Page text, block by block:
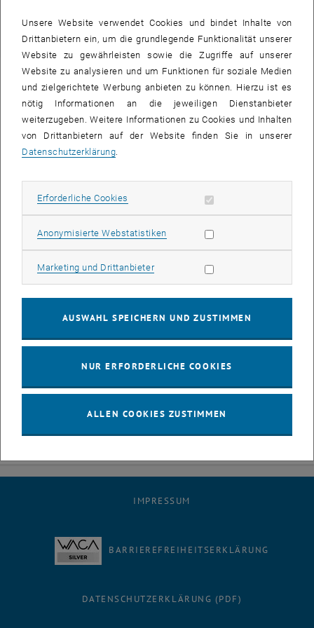
IMPRESSUM
BARRIEREFREIHEITSERKLÄRUNG
DATENSCHUTZERKLÄRUNG (PDF)
Unsere Website verwendet Cookies und bindet Inhalte von
Drittanbietern ein, um die grundlegende Funktionalität unserer
Website zu gewährleisten sowie die Zugriffe auf unserer
Website zu analysieren und um Funktionen für soziale Medien
und zielgerichtete Werbung anbieten zu können. Hierzu ist es
nötig Informationen an die jeweiligen Dienstanbieter
weiterzugeben. Weitere Informationen zu Cookies und Inhalten
von Drittanbietern auf der Website finden Sie in unserer
Datenschutzerklärung
Erforderliche Cookies Erforderliche Cookies zulassen
Anonymisierte WebstatistikenStatistik Cookies zulassen
Marketing und DrittanbieterMarketing Cookies zulassen
AUSWAHL SPEICHERN UND ZUSTIMMEN
NUR ERFORDERLICHE COOKIES
ALLEN COOKIES ZUSTIMMEN